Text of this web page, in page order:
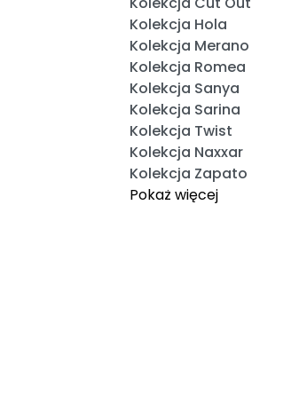
Kolekcja Hola
Kolekcja Merano
Kolekcja Romea
Kolekcja Sanya
Kolekcja Sarina
Kolekcja Twist
Kolekcja Naxxar
Kolekcja Zapato
Pokaż więcej